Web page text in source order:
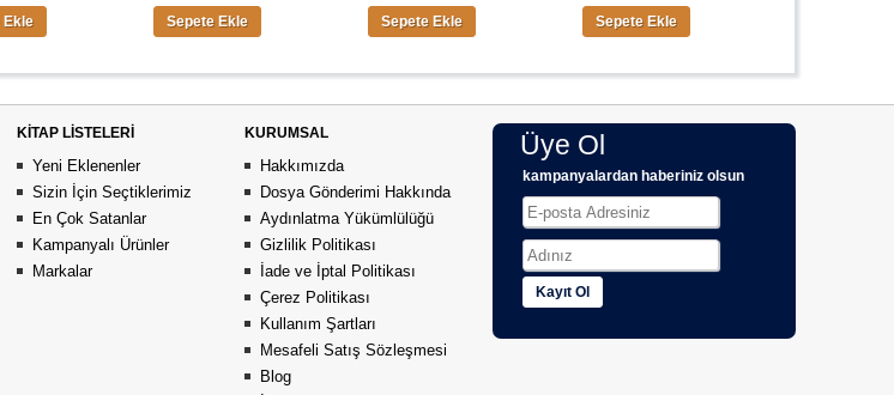
Sepete Ekle Sepete Ekle Sepete Ekle
KİTAP LİSTELERİ
Yeni Eklenenler
Sizin İçin Seçtiklerimiz
En Çok Satanlar
Kampanyalı Ürünler
Markalar
KURUMSAL
Hakkımızda
Dosya Gönderimi Hakkında
Aydınlatma Yükümlülüğü
Gizlilik Politikası
İade ve İptal Politikası
Çerez Politikası
Kullanım Şartları
Mesafeli Satış Sözleşmesi
Blog
Üye Ol
kampanyalardan haberiniz olsun
Kayıt Ol